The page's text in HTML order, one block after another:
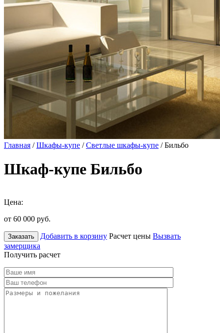
Главная /Шкафы-купе /Светлые шкафы-купе / Бильбо
Шкаф-купе Бильбо
Цена:
от 60 000 руб.
Заказать Добавить в корзину Расчет цены Вызвать
замерщика
Получить расчет